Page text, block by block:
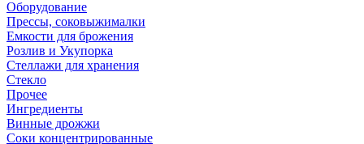
Оборудование
Прессы, соковыжималки
Емкости для брожения
Розлив и Укупорка
Стеллажи для хранения
Стекло
Прочее
Ингредиенты
Винные дрожжи
Соки концентрированные